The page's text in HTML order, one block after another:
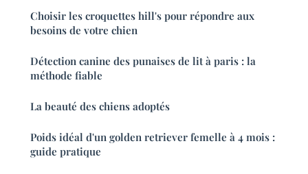
Choisir les croquettes hill's pour répondre aux
besoins de votre chien
Détection canine des punaises de lit à paris : la
méthode fiable
La beauté des chiens adoptés
Poids idéal d'un golden retriever femelle à 4 mois :
guide pratique